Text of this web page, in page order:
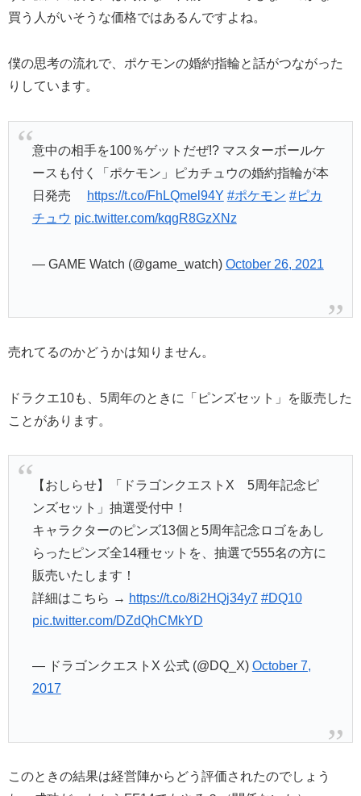
買う人がいそうな価格ではあるんですよね。
僕の思考の流れで、ポケモンの婚約指輪と話がつながった
りしています。
意中の相手を100％ゲットだぜ!? マスターボールケ
ースも付く「ポケモン」ピカチュウの婚約指輪が本
日発売
https://t.co/FhLQmel94Y #ポケモン #ピカ
チュウ pic.twitter.com/kqgR8GzXNz
— GAME Watch (@game_watch) October 26, 2021
売れてるのかどうかは知りません。
ドラクエ10も、5周年のときに「ピンズセット」を販売した
ことがあります。
【おしらせ】「ドラゴンクエストX 5周年記念ピ
ンズセット」抽選受付中！
キャラクターのピンズ13個と5周年記念ロゴをあし
らったピンズ全14種セットを、抽選で555名の方に
販売いたします！
詳細はこちら → https://t.co/8i2HQj34y7 #DQ10
pic.twitter.com/DZdQhCMkYD
— ドラゴンクエストX 公式 (@DQ_X) October 7,
2017
このときの結果は経営陣からどう評価されたのでしょう